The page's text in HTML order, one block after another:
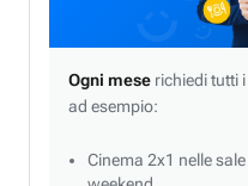
Ogni mese richiedi tutti
ad esempio:
Cinema 2x1 nelle sale